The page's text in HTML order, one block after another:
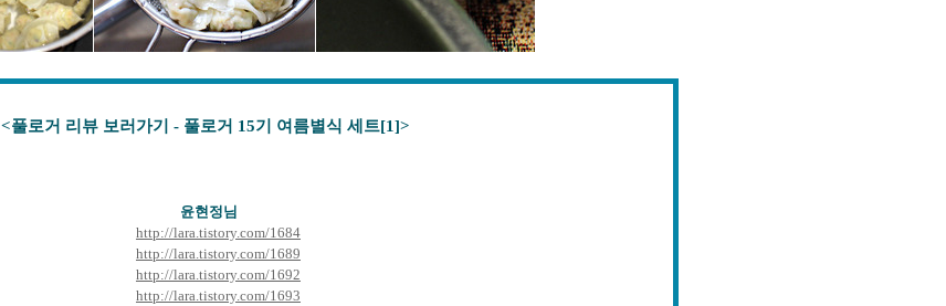
<풀로거 리뷰 보러가기 - 풀로거 15기 여름별식 세트[1]>
윤현정님
http://lara.tistory.com/1684
http://lara.tistory.com/1689
http://lara.tistory.com/1692
http://lara.tistory.com/1693